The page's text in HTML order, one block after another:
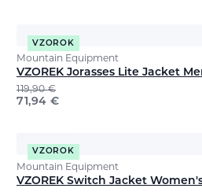
VZOROK
Mountain Equipment
VZOREK Jorasses Lite Jacket
119,90€
71,94 €
VZOROK
Mountain Equipment
VZOREK Switch Jacket